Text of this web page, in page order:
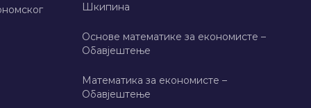
Шкипина
Основе математике за економисте –
Обавјештење
Математика за економисте –
Обавјештење